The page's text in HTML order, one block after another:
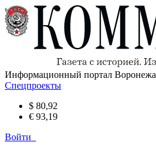
Информационный портал
Спецпроекты
$ 80,92
€ 93,19
Войти